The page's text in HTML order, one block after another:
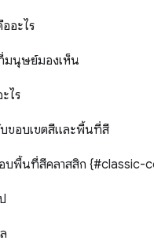
อะไร
มนุษย์มองเห็น
ไร
บขอบเขตสีและพื้นที่สี
อบพื้นที่สีคลาสสิก {#classic-